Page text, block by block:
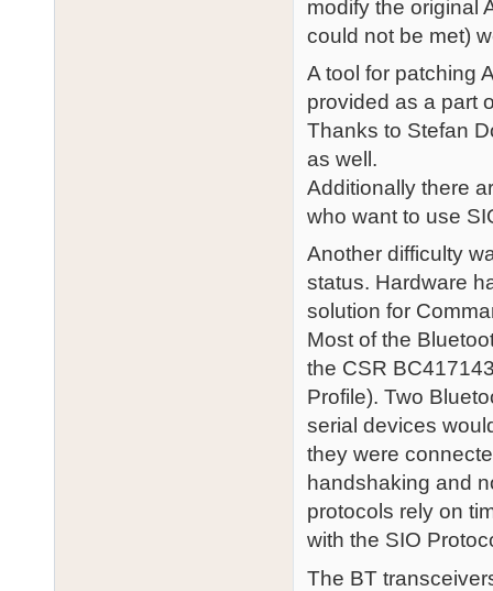
modify the original
could not be met)
A tool for patching
provided as a part
Thanks to Stefan
as well.
Additionally there
who want to use
Another difficulty
status. Hardware
solution for
Most of the
the CSR
Profile). Two
serial devices
they were
handshaking and
protocols rely on
with the SIO
The BT